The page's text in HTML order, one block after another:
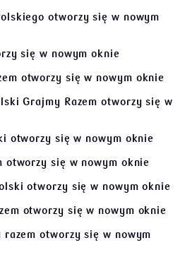
otworzy się w nowym
się w nowym oknie
otworzy się w nowym oknie
Grajmy Razemotworzy się w
otworzy się w nowym oknie
otworzy się w nowym oknie
otworzy się w nowym oknie
otworzy się w nowym oknie
razem otworzy się w nowym